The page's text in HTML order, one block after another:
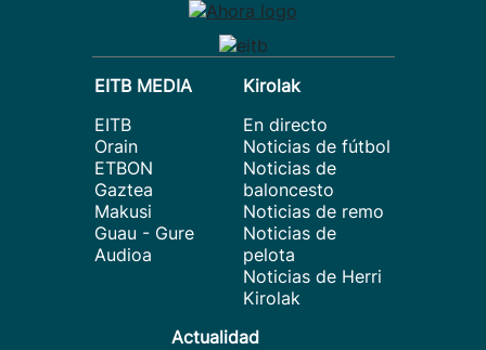
EITB MEDIA
EITB
Orain
ETBON
Gaztea
Makusi
Guau - Gure
Audioa
Kirolak
En directo
Noticias de fútbol
Noticias de
baloncesto
Noticias de remo
Noticias de
pelota
Noticias de Herri
Kirolak
Actualidad